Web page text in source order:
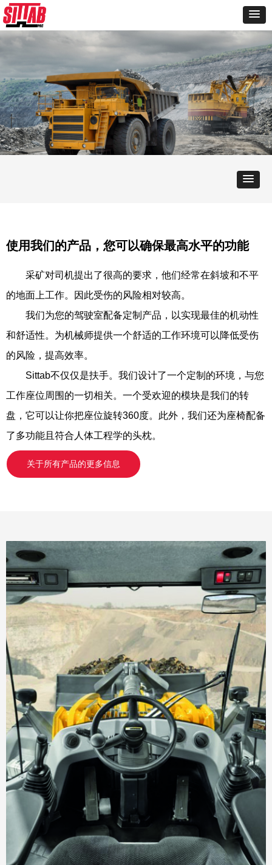
使用我们的产品，您可以确保最高水平的功能
采矿对司机提出了很高的要求，他们经常在斜坡和不平
的地面上工作。因此受伤的风险相对较高。
我们为您的驾驶室配备定制产品，以实现最佳的机动性
和舒适性。为机械师提供一个舒适的工作环境可以降低受伤
的风险，提高效率。
Sittab不仅仅是扶手。我们设计了一个定制的环境，与您
工作座位周围的一切相关。一个受欢迎的模块是我们的转
盘，它可以让你把座位旋转360度。此外，我们还为座椅配备
了多功能且符合人体工程学的头枕。
关于所有产品的更多信息